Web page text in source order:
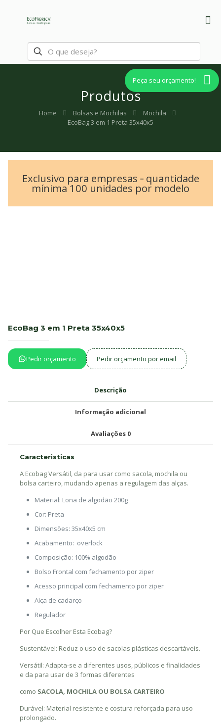
Produtos
Peça seu orçamento!
Home Bolsas e Mochilas
Mochila
EcoBag 3 em 1 Preta 35x40x5
Exclusivo para empresas ‐ quantidade
mínima 100 unidades por modelo
EcoBag 3 em 1 Preta 35x40x5
Pedir orçamento Pedir orçamento por email
Descrição
Informação adicional
Avaliações 0
Caracteristicas
A Ecobag Versátil, da para usar como sacola, mochila ou
bolsa carteiro, mudando apenas a regulagem das alças.
Material: Lona de algodão 200g
Cor: Preta
Dimensões: 35x40x5 cm
Acabamento: overlock
Composição: 100% algodão
Bolso Frontal com fechamento por ziper
Acesso principal com fechamento por ziper
Alça de cadarço
Regulador
Por Que Escolher Esta Ecobag?
Sustentável: Reduz o uso de sacolas plásticas descartáveis.
Versátil: Adapta-se a diferentes usos, públicos e finalidades
e da para usar de 3 formas diferentes
como SACOLA, MOCHILA OU BOLSA CARTEIRO
Durável: Material resistente e costura reforçada para uso
prolongado.